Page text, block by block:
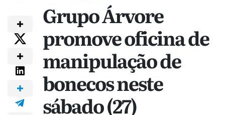
Grupo Árvore
promove oficina de
manipulação de
bonecos neste
sábado (27)